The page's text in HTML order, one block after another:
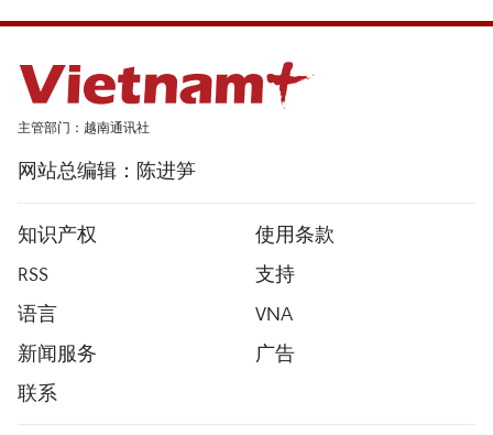
主管部门：越南通讯社
网站总编辑：陈进笋
知识产权
使用条款
RSS
支持
语言
VNA
新闻服务
广告
联系